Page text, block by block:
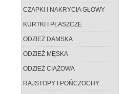
CZAPKI I NAKRYCIA GŁOWY
KURTKI I PŁASZCZE
ODZIEŻ DAMSKA
ODZIEŻ MĘSKA
ODZIEŻ CIĄŻOWA
RAJSTOPY I POŃCZOCHY